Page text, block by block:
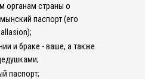
органам страны о
паспорт (его
и браке - ваше, а также
паспорт;